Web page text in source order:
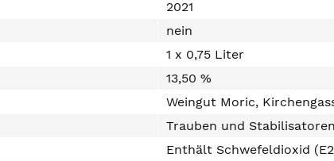
2021
nein
1 x 0,75 Liter
13,50 %
Weingut Moric,
Trauben und Stabilisatoren
Enthält Schwefeldioxid